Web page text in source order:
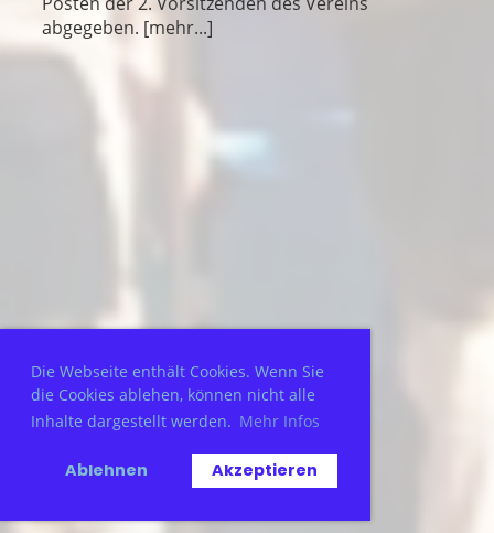
Die Webseite enthält Cookies. Wenn Sie
die Cookies ablehen, können nicht alle
Inhalte dargestellt werden. Mehr Infos
Ablehnen Akzeptieren
abgegeben. [mehr...]